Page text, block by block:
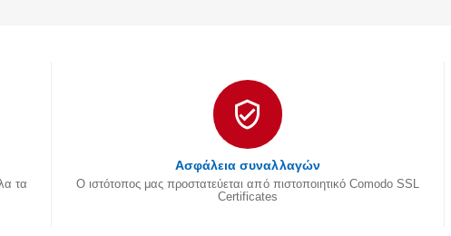
τα
Ασφάλεια συναλλαγών
Ο ιστότοπος μας προστατεύεται από πιστοποιητικό Comodo SSL
Certificates